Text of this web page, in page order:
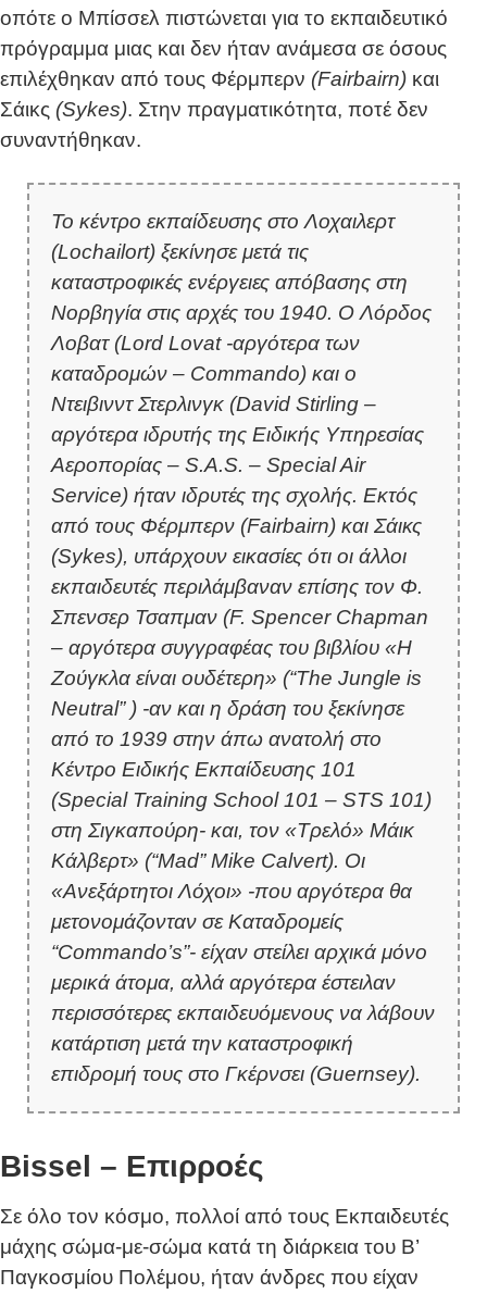
οπότε o Μπίσσελ πιστώνεται για το εκπαιδευτικό
πρόγραμμα μιας και δεν ήταν ανάμεσα σε όσους
επιλέχθηκαν από τους Φέρμπερν (Fairbairn) και
Σάικς (Sykes). Στην πραγματικότητα, ποτέ δεν
συναντήθηκαν.
Το κέντρο εκπαίδευσης στο Λοχαιλερτ
(Lochailort) ξεκίνησε μετά τις
καταστροφικές ενέργειες απόβασης στη
Νορβηγία στις αρχές του 1940. Ο Λόρδος
Λοβατ (Lord Lovat -αργότερα των
καταδρομών – Commando) και ο
Ντειβινντ Στερλινγκ (David Stirling –
αργότερα ιδρυτής της Ειδικής Υπηρεσίας
Αεροπορίας – S.A.S. – Special Air
Service) ήταν ιδρυτές της σχολής. Εκτός
από τους Φέρμπερν (Fairbairn) και Σάικς
(Sykes), υπάρχουν εικασίες ότι οι άλλοι
εκπαιδευτές περιλάμβαναν επίσης τον Φ.
Σπενσερ Τσαπμαν (F. Spencer Chapman
– αργότερα συγγραφέας του βιβλίου «Η
Ζούγκλα είναι ουδέτερη» (“The Jungle is
Neutral” ) -αν και η δράση του ξεκίνησε
από το 1939 στην άπω ανατολή στο
Κέντρο Ειδικής Εκπαίδευσης 101
(Special Training School 101 – STS 101)
στη Σιγκαπούρη- και, τον «Τρελό» Μάικ
Κάλβερτ» (“Mad” Mike Calvert). Οι
«Ανεξάρτητοι Λόχοι» -που αργότερα θα
μετονομάζονταν σε Καταδρομείς
“Commando’s”- είχαν στείλει αρχικά μόνο
μερικά άτομα, αλλά αργότερα έστειλαν
περισσότερες εκπαιδευόμενους να λάβουν
κατάρτιση μετά την καταστροφική
επιδρομή τους στο Γκέρνσει (Guernsey).
Bissel – Επιρροές
Σε όλο τον κόσμο, πολλοί από τους Εκπαιδευτές
μάχης σώμα-με-σώμα κατά τη διάρκεια του Β’
Παγκοσμίου Πολέμου, ήταν άνδρες που είχαν